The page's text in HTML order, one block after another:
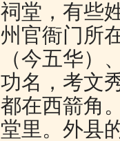
祠堂，有些
州官衙门所
（今五华）
功名，考文
都在西箭角
堂里。外县